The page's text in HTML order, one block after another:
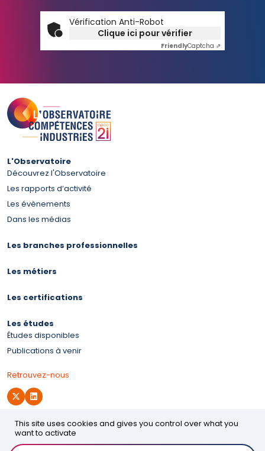
Vérification Anti-Robot
Clique ici pour vérifier
FriendlyCaptcha ⇗
L'Observatoire
Découvrez l'Observatoire
Les rapports d’activité
Les évènements
Dans les médias
Les branches professionnelles
Les métiers
Les certifications
Les études
Études disponibles
Publications à venir
Retrouvez-nous
Site d'OPCO 2i
This site uses cookies and gives you control over what you
want to activate